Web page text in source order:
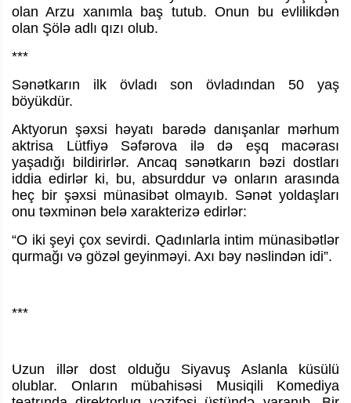
olan Arzu xanımla baş tutub. Onun bu evlilikdən
olan Şölə adlı qızı olub.
***
Sənətkarın ilk övladı son övladından 50 yaş
böyükdür.
Aktyorun şəxsi həyatı barədə danışanlar mərhum
aktrisa Lütfiyə Səfərova ilə də eşq macərası
yaşadığı bildirirlər. Ancaq sənətkarın bəzi dostları
iddia edirlər ki, bu, absurddur və onların arasında
heç bir şəxsi münasibət olmayıb. Sənət yoldaşları
onu təxminən belə xarakterizə edirlər:
“O iki şeyi çox sevirdi. Qadınlarla intim münasibətlər
qurmağı və gözəl geyinməyi. Axı bəy nəslindən idi”.
***
Uzun illər dost olduğu Siyavuş Aslanla küsülü
olublar. Onların mübahisəsi Musiqili Komediya